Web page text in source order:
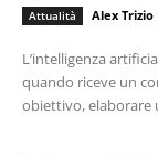
Attualità Alex Trizio
L’intelligenza
quando riceve un
obiettivo, elaborare